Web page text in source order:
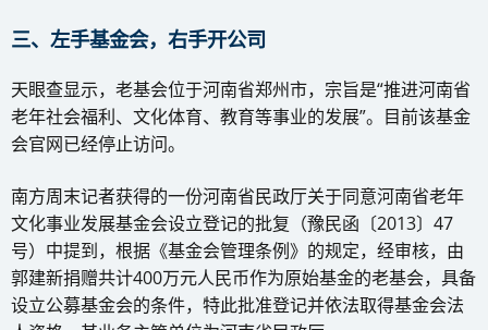
三、左手基金会，右手开公司
天眼查显示，老基会位于河南省郑州市，宗旨是“推进河南省
老年社会福利、文化体育、教育等事业的发展”。目前该基金
会官网已经停止访问。
南方周末记者获得的一份河南省民政厅关于同意河南省老年
文化事业发展基金会设立登记的批复（豫民函〔2013〕47
号）中提到，根据《基金会管理条例》的规定，经审核，由
郭建新捐赠共计400万元人民币作为原始基金的老基会，具备
设立公募基金会的条件，特此批准登记并依法取得基金会法